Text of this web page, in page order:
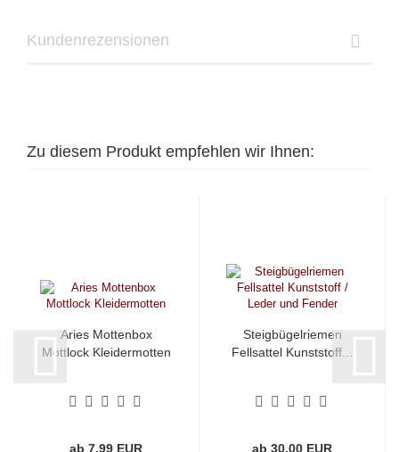
Kundenrezensionen
Zu diesem Produkt empfehlen wir Ihnen:
Aries Mottenbox
Mottlock Kleidermotten
ab 7,99 EUR
Steigbügelriemen
Fellsattel Kunststoff...
ab 30,00 EUR